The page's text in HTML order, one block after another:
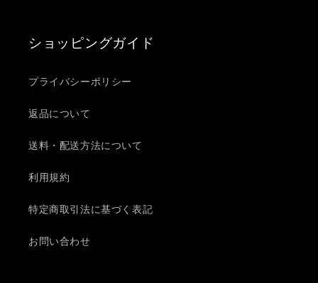
ショッピングガイド
プライバシーポリシー
返品について
送料・配送方法について
利用規約
特定商取引法に基づく表記
お問い合わせ